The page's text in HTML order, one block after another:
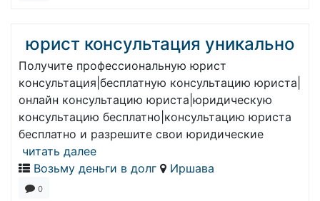
юрист консультация уникально
Получите профессиональную юрист
консультация|бесплатную консультацию юриста|
онлайн консультацию юриста|юридическую
консультацию бесплатно|консультацию юриста
бесплатно и разрешите свои юридические
читать далее
Возьму деньги в долг
Иршава
0